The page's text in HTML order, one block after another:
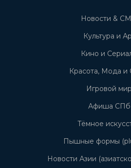
Новости &
Культура и
Кино и
Красота, Мода и
Игровой мир
Афиша СПб
Тёмное
Пышные формы
Новости Азии